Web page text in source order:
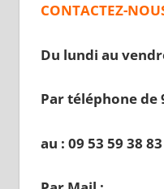
CONTACTEZ-
Du lundi au
Par téléphone de
au : 09 53 59 38 83